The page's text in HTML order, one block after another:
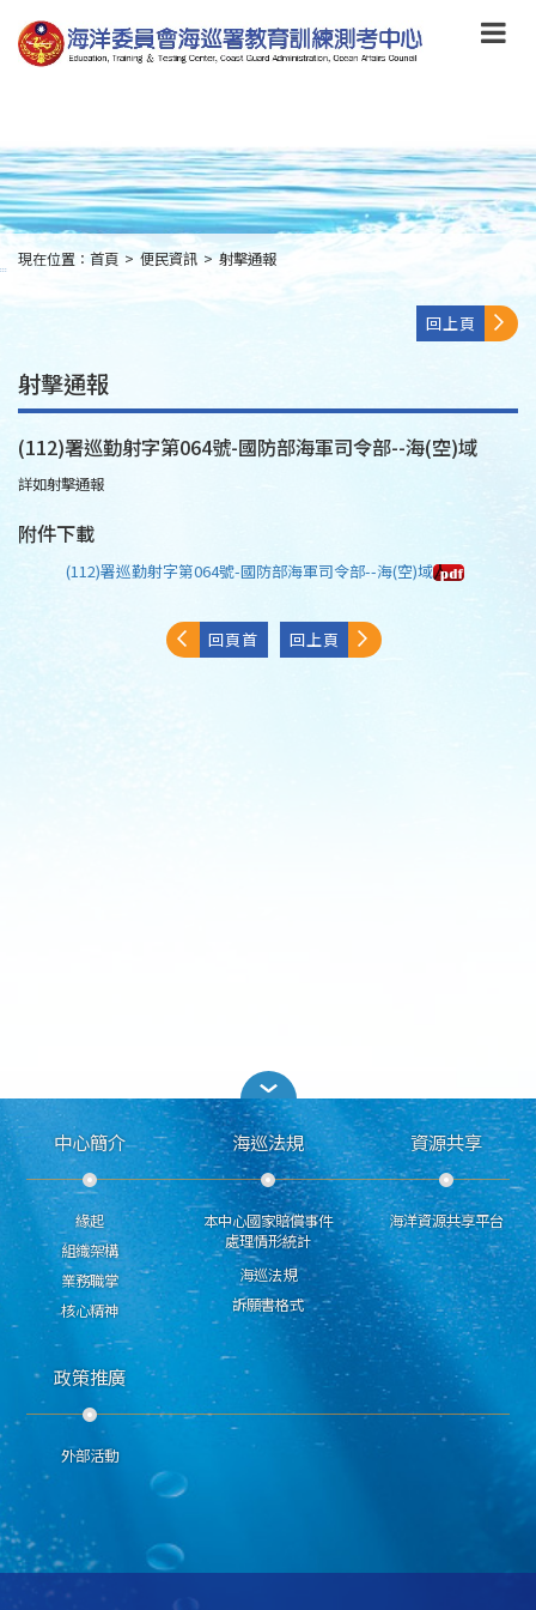
到
主
要
to
main
content
:::
現在位置： 首頁 > 便民資訊 > 射擊通報
回上頁
射擊通報
(112)署巡勤射字第064號-國防部海軍司令部--海(空)域
詳如射擊通報
附件下載
(112)署巡勤射字第064號-國防部海軍司令部--海(空)域
回頁首 回上頁
中心簡介
緣起
組織架構
業務職掌
核心精神
海巡法規
本中心國家賠償事件
處理情形統計
海巡法規
訴願書格式
資源共享
海洋資源共享平台
政策推廣
外部活動